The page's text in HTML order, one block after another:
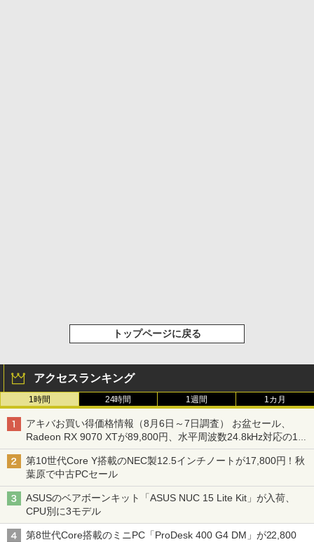
トップページに戻る
アクセスランキング
1時間 24時間 1週間 1カ月
アキバお買い得価格情報（8月6日～7日調査） お盆セール、
Radeon RX 9070 XTが89,800円、水平周波数24.8kHz対応の17
型モニターが9,801円、暑さ指数連動セール ほか
第10世代Core Y搭載のNEC製12.5インチノートが17,800円！秋
葉原で中古PCセール
ASUSのベアボーンキット「ASUS NUC 15 Lite Kit」が入荷、
CPU別に3モデル
第8世代Core搭載のミニPC「ProDesk 400 G4 DM」が22,800